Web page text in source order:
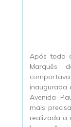
Após todo
Marquês
inaugurada
Avenida
mais
realizada a